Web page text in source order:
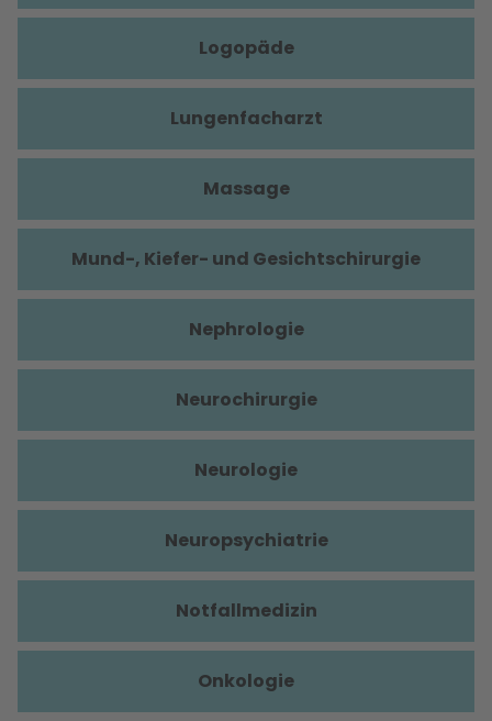
Logopäde
Lungenfacharzt
Massage
Mund-, Kiefer- und Gesichtschirurgie
Nephrologie
Neurochirurgie
Neurologie
Neuropsychiatrie
Notfallmedizin
Onkologie